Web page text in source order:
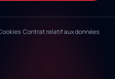
Contrat relatif aux données